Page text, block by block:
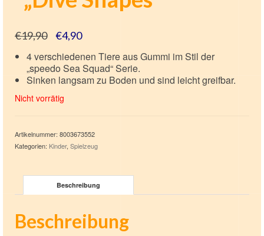
€19,90
Ursprünglicher
Preis
war:
€19,90
€4,90Aktueller
ist:
€4,90.
4 verschiedenen Tiere aus Gummi im Stil der
„speedo Sea Squad“ Serie.
Sinken langsam zu Boden und sind leicht greifbar.
Nicht vorrätig
Artikelnummer: 8003673552
Kategorien: Kinder, Spielzeug
Beschreibung
Beschreibung